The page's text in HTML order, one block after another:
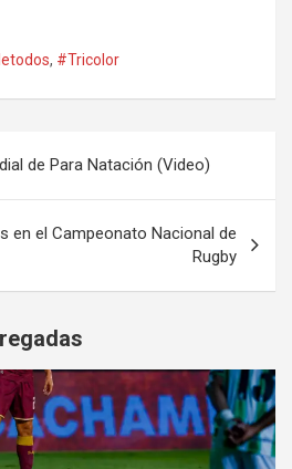
, #Tricolor
de Para Natación (Video)
en el Campeonato Nacional de
Rugby